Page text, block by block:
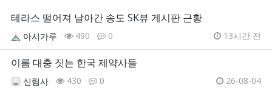
테라스 떨어져 날아간 송도 SK뷰 게시판 근황
아시가루 490 0 13시간 전
이름 대충 짓는 한국 제약사들
신림사 430 0 26-08-04